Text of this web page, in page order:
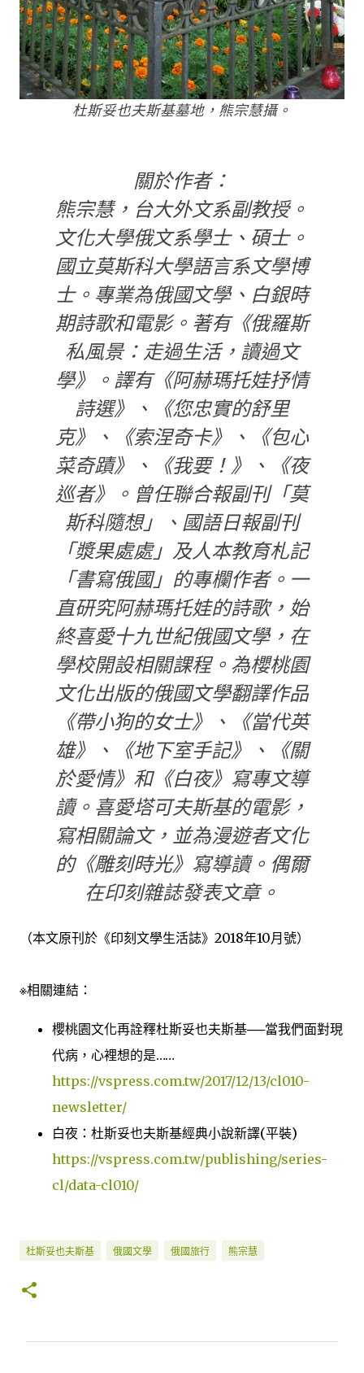
杜斯妥也夫斯基墓地，熊宗慧攝。
關於作者：
熊宗慧，台大外文系副教授。
文化大學俄文系學士、碩士。
國立莫斯科大學語言系文學博
士。專業為俄國文學、白銀時
期詩歌和電影。著有《俄羅斯
私風景：走過生活，讀過文
學》。譯有《阿赫瑪托娃抒情
詩選》、《您忠實的舒里
克》、《索涅奇卡》、《包心
菜奇蹟》、《我要！》、《夜
巡者》。曾任聯合報副刊「莫
斯科隨想」、國語日報副刊
「漿果處處」及人本教育札記
「書寫俄國」的專欄作者。一
直研究阿赫瑪托娃的詩歌，始
終喜愛十九世紀俄國文學，在
學校開設相關課程。為櫻桃園
文化出版的俄國文學翻譯作品
《帶小狗的女士》、《當代英
雄》、《地下室手記》、《關
於愛情》和《白夜》寫專文導
讀。喜愛塔可夫斯基的電影，
寫相關論文，並為漫遊者文化
的《雕刻時光》寫導讀。偶爾
在印刻雜誌發表文章。
（本文原刊於《印刻文學生活誌》2018年10月號）
※相關連結：
櫻桃園文化再詮釋杜斯妥也夫斯基──當我們面對現
代病，心裡想的是……
https://vspress.com.tw/2017/12/13/cl010-
newsletter/
白夜：杜斯妥也夫斯基經典小說新譯(平裝)
https://vspress.com.tw/publishing/series-
cl/data-cl010/
杜斯妥也夫斯基 俄國文學 俄國旅行 熊宗慧